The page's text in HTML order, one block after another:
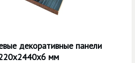
декоративные панели
мм